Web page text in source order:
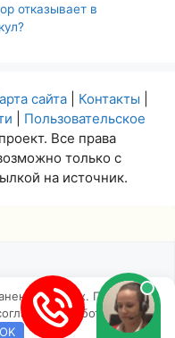
отказывает в
сайта| Контакты
Пользовательское
Все права
только с
на источник.
данных. Продолжая
на работу с этими
OK